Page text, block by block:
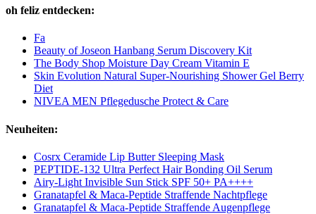
oh feliz entdecken:
Fa
Beauty of Joseon Hanbang Serum Discovery Kit
The Body Shop Moisture Day Cream Vitamin E
Skin Evolution Natural Super-Nourishing Shower Gel Berry
Diet
NIVEA MEN Pflegedusche Protect & Care
Neuheiten:
Cosrx Ceramide Lip Butter Sleeping Mask
PEPTIDE-132 Ultra Perfect Hair Bonding Oil Serum
Airy-Light Invisible Sun Stick SPF 50+ PA++++
Granatapfel & Maca-Peptide Straffende Nachtpflege
Granatapfel & Maca-Peptide Straffende Augenpflege